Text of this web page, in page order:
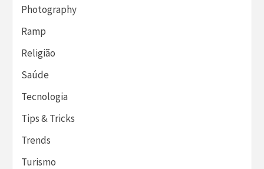
Photography
Ramp
Religião
Saúde
Tecnologia
Tips & Tricks
Trends
Turismo